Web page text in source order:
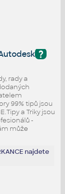
?
rady a
99% tipů jsou
a Triky jsou
-
může
najdete